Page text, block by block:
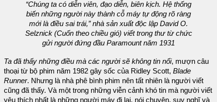
“Chúng ta có diễn viên, đạo diễn, biên kịch. Hệ thống
biến những người này thành cỗ máy tự động rõ ràng
mới là điều sai trái,” nhà sản xuất độc lập David O.
Selznick (Cuốn theo chiều gió) viết trong thư từ chức
gửi người đứng đầu Paramount năm 1931
Ta đã thấy những điều mà các người sẽ không tin nổi, mượn câu
thoại từ bộ phim năm 1982 gây sốc của Ridley Scott, Blade
Runner. Nhưng là nhà phê bình phim nên tất nhiên là người viết
cũng đã thấy. Và một trong những viễn cảnh khó tin mà người viết
yêu thích nhất là những người máy đi lại, nói chuyện, suy nghĩ và